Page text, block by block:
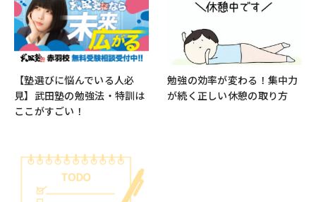
【塾選びに悩んでいる人必
見】武田塾の勉強法・特訓は
ここがすごい！
勉強の効率が変わる！集中力
が続く正しい休憩の取り方